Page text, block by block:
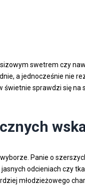
swetrem czy
a jednocześnie nie
sprawdzi się
Panie o
odcieniach czy
młodzieżowego